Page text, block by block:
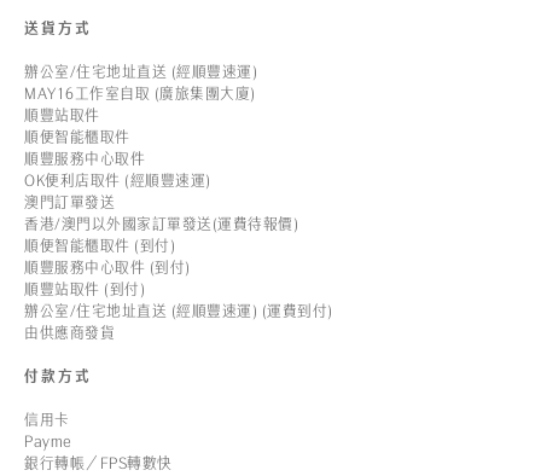
送貨方式
辦公室/住宅地址直送 (經順豐速運)
MAY16工作室自取 (廣旅集團大廈)
順豐站取件
順便智能櫃取件
順豐服務中心取件
OK便利店取件 (經順豐速運)
澳門訂單發送
香港/澳門以外國家訂單發送(運費待報價)
順便智能櫃取件 (到付)
順豐服務中心取件 (到付)
順豐站取件 (到付)
辦公室/住宅地址直送 (經順豐速運) (運費到付)
由供應商發貨
付款方式
信用卡
Payme
銀行轉帳／FPS轉數快